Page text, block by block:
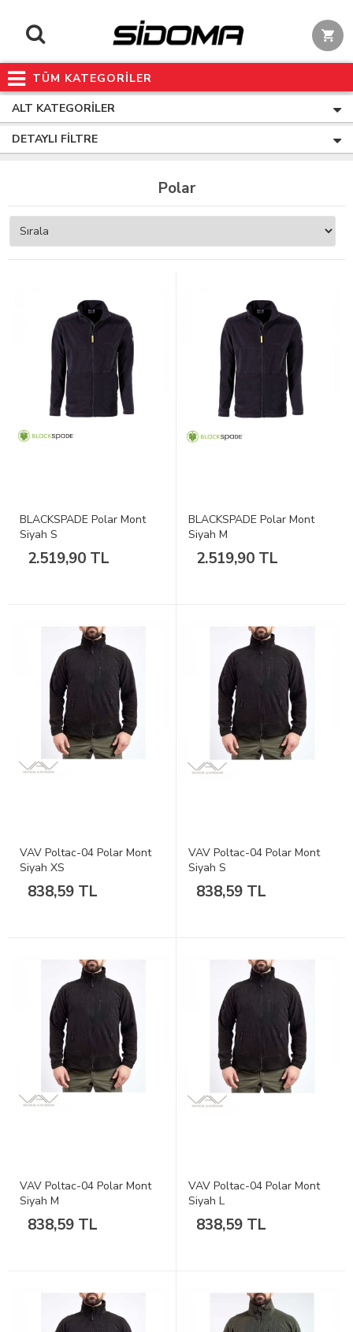
TÜM KATEGORİLER
ALT KATEGORILER
DETAYLI FILTRE
Polar
BLACKSPADE Polar Mont
Siyah S
2.519,90 TL
BLACKSPADE Polar Mont
Siyah M
2.519,90 TL
VAV Poltac-04 Polar Mont
Siyah XS
838,59 TL
VAV Poltac-04 Polar Mont
Siyah S
838,59 TL
VAV Poltac-04 Polar Mont
Siyah M
838,59 TL
VAV Poltac-04 Polar Mont
Siyah L
838,59 TL